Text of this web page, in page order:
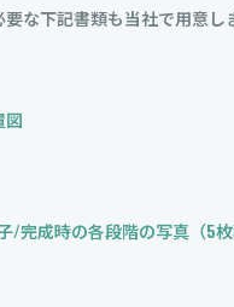
な下記書類も当社で用意し
図
/完成時の各段階の写真（5枚